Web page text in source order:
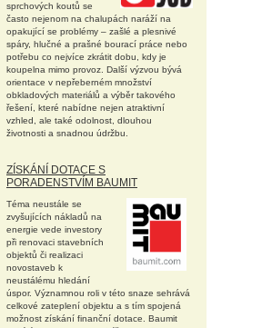
sprchových koutů se
často nejenom na chalupách naráží na
opakující se problémy – zašlé a plesnivé
spáry, hlučné a prašné bourací práce nebo
potřebu co nejvíce zkrátit dobu, kdy je
koupelna mimo provoz. Další výzvou bývá
orientace v nepřeberném množství
obkladových materiálů a výběr takového
řešení, které nabídne nejen atraktivní
vzhled, ale také odolnost, dlouhou
životnosti a snadnou údržbu.
ZÍSKÁNÍ DOTACE S
PORADENSTVÍM BAUMIT
Téma neustále se
zvyšujících nákladů na
energie vede investory
při renovaci stavebních
objektů či realizaci
novostaveb k
neustálému hledání
úspor. Významnou roli v této snaze sehrává
celkové zateplení objektu a s tím spojená
možnost získání finanční dotace. Baumit